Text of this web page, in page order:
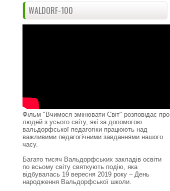
WALDORF-100
Фільм "Вчимося змінювати Світ" розповідає про
людей з усього світу, які за допомогою
вальдорфської педагогіки працюють над
важливими педагогічними завданнями нашого
часу.
Багато тисяч Вальдорфських закладів освіти
по всьому світу святкують подію, яка
відбувалась 19 вересня 2019 року – День
народження Вальдорфської школи.